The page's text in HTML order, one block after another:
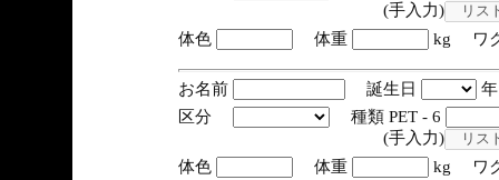
(手入力)
体色
体重 kg ワ
お名前 誕生日
区分
種類 PET - 6
(手入力)
体色
体重 kg ワ